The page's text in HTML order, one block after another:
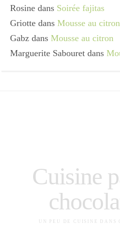
Rosine dans Soirée fajitas
Griotte dans Mousse au citron
Gabz dans Mousse au citron
Marguerite Sabouret dans
Cuisine
UN PEU DE CUISINE DANS